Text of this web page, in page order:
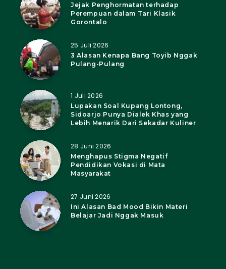
Jejak Penghormatan terhadap
Perempuan dalam Tari Klasik
Gorontalo
25 Juli 2026
3 Alasan Kenapa Bang Toyib Nggak
Pulang-Pulang
1 Juli 2026
Lupakan Soal Kupang Lontong,
Sidoarjo Punya Dialek Khas yang
Lebih Menarik Dari Sekadar Kuliner
28 Juni 2026
Menghapus Stigma Negatif
Pendidikan Vokasi di Mata
Masyarakat
27 Juni 2026
Ini Alasan Bad Mood Bikin Materi
Belajar Jadi Nggak Masuk